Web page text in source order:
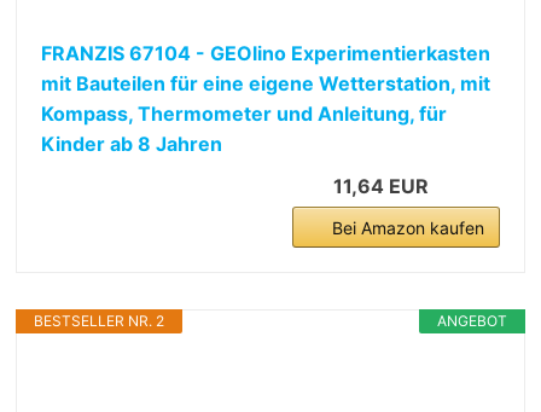
FRANZIS 67104 - GEOlino Experimentierkasten
mit Bauteilen für eine eigene Wetterstation, mit
Kompass, Thermometer und Anleitung, für
Kinder ab 8 Jahren
11,64 EUR
Bei Amazon kaufen
ANGEBOT
BESTSELLER NR. 2